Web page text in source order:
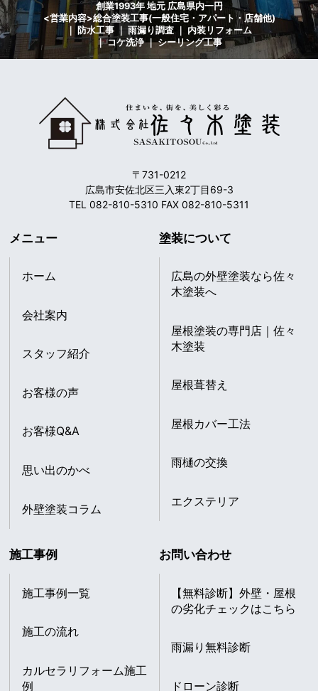
創業1993年 地元 広島県内一円
<営業内容>総合塗装工事(一般住宅・アパート・店舗他)
｜ 防水工事 ｜ 雨漏り調査 ｜ 内装リフォーム
｜ コケ洗浄 ｜ シーリング工事
〒731-0212
広島市安佐北区三入東2丁目69-3
TEL 082-810-5310 FAX 082-810-5311
メニュー
ホーム
会社案内
スタッフ紹介
お客様の声
お客様Q&A
思い出のかべ
外壁塗装コラム
塗装について
広島の外壁塗装なら佐々
木塗装へ
屋根塗装の専門店｜佐々
木塗装
屋根葺替え
屋根カバー工法
雨樋の交換
エクステリア
施工事例
施工事例一覧
施工の流れ
カルセラリフォーム施工
例
お問い合わせ
【無料診断】外壁・屋根
の劣化チェックはこちら
雨漏り無料診断
ドローン診断